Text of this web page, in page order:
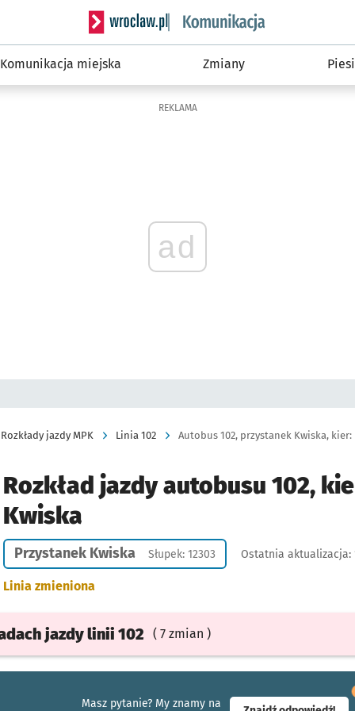
Serwis informacyjny wroclaw.pl podserwis:
Komunikacja miejska Zmiany Piesi
REKLAMA
ad
Rozkłady jazdy MPK Linia 102 Autobus 102, przystanek Kwiska, kier:
Rozkład jazdy autobusu 102,
Kwiska
Przystanek Kwiska Słupek: 12303 Ostatnia aktualizacja:
Linia zmieniona
jazdylinii 102 ( 7 zmian )
Masz pytanie? My znamy na